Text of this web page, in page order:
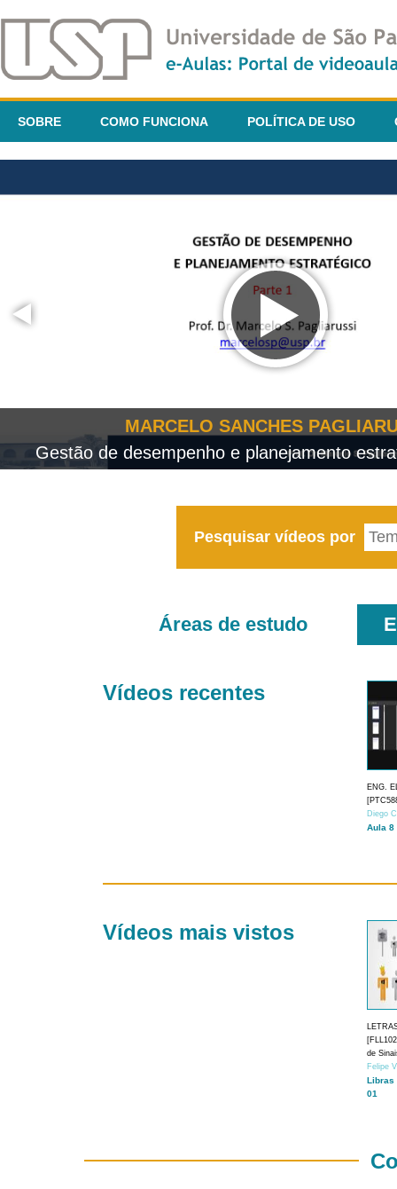
SOBRE COMO FUNCIONA POLÍTICA DE USO
MARCELO SANCHES
Gestão de desempenho e planejamento
Pesquisar vídeos por
Áreas de estudo
Vídeos recentes
ENG.
Diego
Aula 8
Vídeos mais vistos
de
Felipe
Libras
01